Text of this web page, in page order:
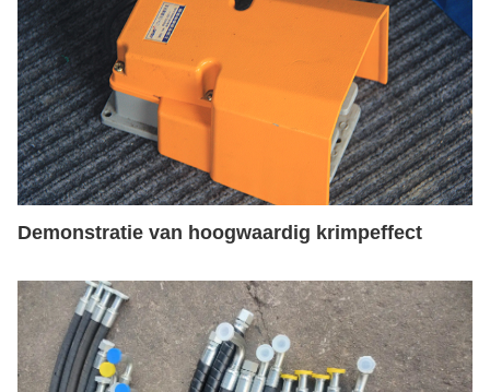
Demonstratie van hoogwaardig krimpeffect